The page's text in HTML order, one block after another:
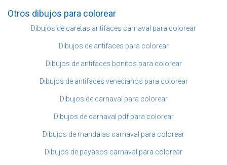
Otros dibujos para colorear
Dibujos de caretas antifaces carnaval para colorear
Dibujos de antifaces para colorear
Dibujos de antifaces bonitos para colorear
Dibujos de antifaces venecianos para colorear
Dibujos de carnaval para colorear
Dibujos de carnaval pdf para colorear
Dibujos de mandalas carnaval para colorear
Dibujos de payasos carnaval para colorear